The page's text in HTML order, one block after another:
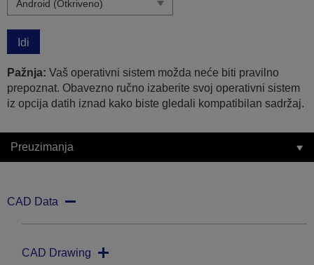
Idi
Pažnja: Vaš operativni sistem možda neće biti pravilno
prepoznat. Obavezno ručno izaberite svoj operativni sistem
iz opcija datih iznad kako biste gledali kompatibilan sadržaj.
Preuzimanja
CAD Data
CAD Drawing